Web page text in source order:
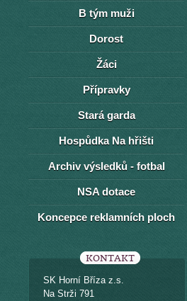
B tým muži
Dorost
Žáci
Přípravky
Stará garda
Hospůdka Na hřišti
Archiv výsledků - fotbal
NSA dotace
Koncepce reklamních ploch
KONTAKT
SK Horní Bříza z.s.
Na Strži 791